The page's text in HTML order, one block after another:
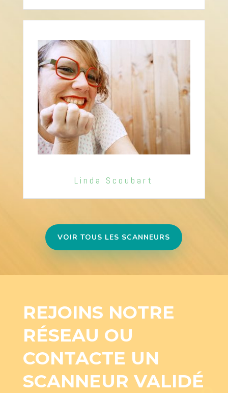
Linda Scoubart
VOIR TOUS LES SCANNEURS
REJOINS NOTRE
RÉSEAU OU
CONTACTE UN
SCANNEUR VALIDÉ